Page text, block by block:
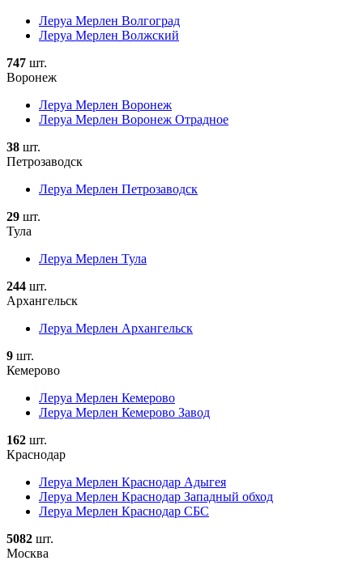
Леруа Мерлен Волгоград
Леруа Мерлен Волжский
747 шт.
Воронеж
Леруа Мерлен Воронеж
Леруа Мерлен Воронеж Отрадное
38 шт.
Петрозаводск
Леруа Мерлен Петрозаводск
29 шт.
Тула
Леруа Мерлен Тула
244 шт.
Архангельск
Леруа Мерлен Архангельск
9 шт.
Кемерово
Леруа Мерлен Кемерово
Леруа Мерлен Кемерово Завод
162 шт.
Краснодар
Леруа Мерлен Краснодар Адыгея
Леруа Мерлен Краснодар Западный обход
Леруа Мерлен Краснодар СБС
5082 шт.
Москва